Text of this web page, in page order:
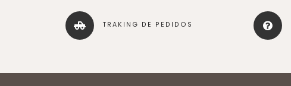
TRAKING DE PEDIDOS